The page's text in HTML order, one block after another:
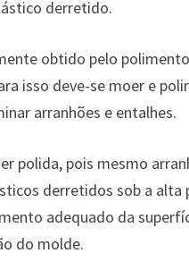
derretido.
obtido pelo
isso deve-se moer e
arranhões e entalhes.
polida, pois mesmo
derretidos sob a alta
adequado da
do molde.